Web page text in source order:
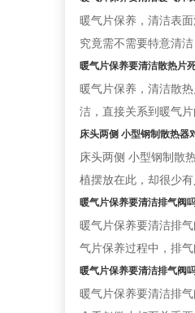
暖气片保养，清洁表
究竟需不需要特意清
暖气片保养要清洁散热片
暖气片保养，清洁散
洁，直接关系到暖气
床头两侧 小型钢制散热器
床头两侧 小型钢制散
植摆放在此，却很少
暖气片保养要清洁排气阀
暖气片保养要清洁排
气片保养过程中，排
暖气片保养要清洁排气阀
暖气片保养要清洁排